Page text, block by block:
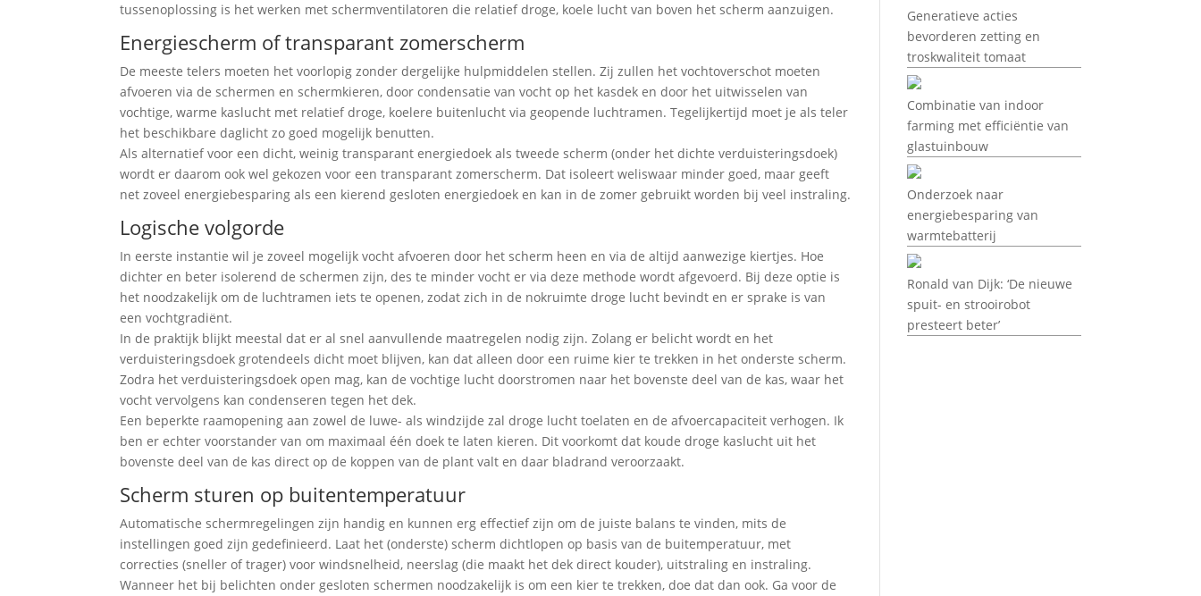
tussenoplossing is het werken met schermventilatoren die relatief droge, koele lucht van boven het scherm aanzuigen.
Energiescherm of transparant zomerscherm
De meeste telers moeten het voorlopig zonder dergelijke hulpmiddelen stellen. Zij zullen het vochtoverschot moeten
afvoeren via de schermen en schermkieren, door condensatie van vocht op het kasdek en door het uitwisselen van
vochtige, warme kaslucht met relatief droge, koelere buitenlucht via geopende luchtramen. Tegelijkertijd moet je als teler
het beschikbare daglicht zo goed mogelijk benutten.
Als alternatief voor een dicht, weinig transparant energiedoek als tweede scherm (onder het dichte verduisteringsdoek)
wordt er daarom ook wel gekozen voor een transparant zomerscherm. Dat isoleert weliswaar minder goed, maar geeft
net zoveel energiebesparing als een kierend gesloten energiedoek en kan in de zomer gebruikt worden bij veel instraling.
Logische volgorde
In eerste instantie wil je zoveel mogelijk vocht afvoeren door het scherm heen en via de altijd aanwezige kiertjes. Hoe
dichter en beter isolerend de schermen zijn, des te minder vocht er via deze methode wordt afgevoerd. Bij deze optie is
het noodzakelijk om de luchtramen iets te openen, zodat zich in de nokruimte droge lucht bevindt en er sprake is van
een vochtgradiënt.
In de praktijk blijkt meestal dat er al snel aanvullende maatregelen nodig zijn. Zolang er belicht wordt en het
verduisteringsdoek grotendeels dicht moet blijven, kan dat alleen door een ruime kier te trekken in het onderste scherm.
Zodra het verduisteringsdoek open mag, kan de vochtige lucht doorstromen naar het bovenste deel van de kas, waar het
vocht vervolgens kan condenseren tegen het dek.
Een beperkte raamopening aan zowel de luwe- als windzijde zal droge lucht toelaten en de afvoercapaciteit verhogen. Ik
ben er echter voorstander van om maximaal één doek te laten kieren. Dit voorkomt dat koude droge kaslucht uit het
bovenste deel van de kas direct op de koppen van de plant valt en daar bladrand veroorzaakt.
Scherm sturen op buitentemperatuur
Automatische schermregelingen zijn handig en kunnen erg effectief zijn om de juiste balans te vinden, mits de
instellingen goed zijn gedefinieerd. Laat het (onderste) scherm dichtlopen op basis van de buitemperatuur, met
correcties (sneller of trager) voor windsnelheid, neerslag (die maakt het dek direct kouder), uitstraling en instraling.
Wanneer het bij belichten onder gesloten schermen noodzakelijk is om een kier te trekken, doe dat dan ook. Ga voor de
Generatieve acties
bevorderen zetting en
troskwaliteit tomaat
Combinatie van indoor
farming met efficiëntie van
glastuinbouw
Onderzoek naar
energiebesparing van
warmtebatterij
Ronald van Dijk: ‘De nieuwe
spuit- en strooirobot
presteert beter’